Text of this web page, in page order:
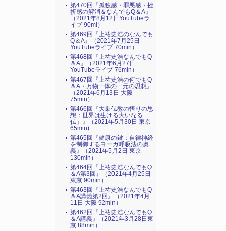
第470回『孤独感・罪悪感・挫
折感の解消＆なんでもQ＆A』
（2021年8月12日YouTubeラ
イブ 90mi）
第469回『上祐史浩のなんでも
Q＆A』（2021年7月25日
YouTubeライブ 70min）
第468回『上祐史浩なんでもQ
＆A』（2021年6月27日
YouTubeライブ 76min）
第467回『上祐史浩の何でもQ
＆A・万物一体の一元の思想』
（2021年6月13日 大阪
75min）
第466回『大乗仏教の悟りの思
想：世界は生ける大いなる
仏」』（2021年5月30日 東京
65min)
第465回『健康の鍵：自律神経
を制御するヨーガ呼吸法の奥
義』（2021年5月2日 東京
130min）
第464回『上祐史浩なんでもQ
＆A第3回』（2021年4月25日
東京 90min）
第463回『上祐史浩なんでもQ
＆A講義第2回』（2021年4月
11日 大阪 92min）
第462回『上祐史浩なんでもQ
＆A講義』（2021年3月28日東
京 88min）